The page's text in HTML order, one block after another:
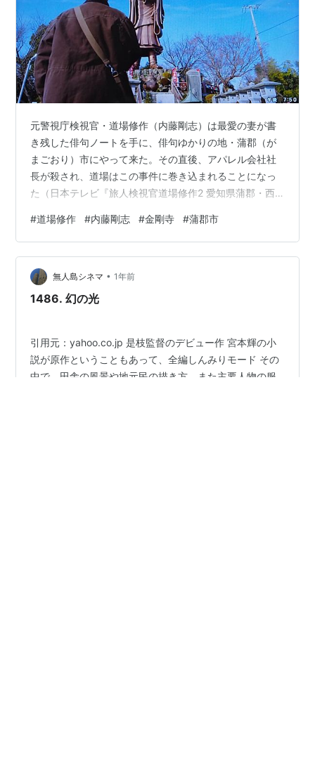
元警視庁検視官・道場修作（内藤剛志）は最愛の妻が書
き残した俳句ノートを手に、俳句ゆかりの地・蒲郡（が
まごおり）市にやって来た。その直後、アパレル会社社
長が殺され、道場はこの事件に巻き込まれることになっ
た（日本テレビ『旅人検視官道場修作2 愛知県蒲郡・西
だな」。修作は、僧侶の像を見上げます。 【現在】蒲郡
市を見下ろす山の中腹にある、高さ18.78mの子安弘法大
師像です。 【映像】弘法大師像に頭を下げた修作は、寺
の山門にやって来ます。 【現在】弘法大師像から150ｍ
は離れたところにある金剛寺の山門です。 【映像】修作
#道場修作 #内藤剛志 #金剛寺 #蒲郡市
無人島シネマ • 1年前
1486. 幻の光